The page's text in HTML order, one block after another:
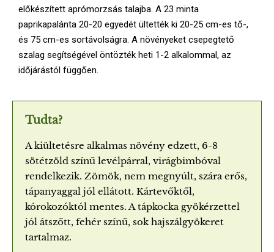
előkészített aprómorzsás talajba. A 23 minta
paprikapalánta 20-20 egyedét ültették ki 20-25 cm-es tő-,
és 75 cm-es sortávolságra. A növényeket csepegtető
szalag segítségével öntözték heti 1-2 alkalommal, az
időjárástól függően.
Tudta?
A kiültetésre alkalmas növény edzett, 6-8
sötétzöld színű levélpárral, virágbimbóval
rendelkezik. Zömök, nem megnyúlt, szára erős,
tápanyaggal jól ellátott. Kártevőktől,
kórokozóktól mentes. A tápkocka gyökérzettel
jól átszőtt, fehér színű, sok hajszálgyökeret
tartalmaz.